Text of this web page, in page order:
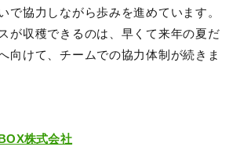
で協力しながら歩みを進めています。
が収穫できるのは、早くて来年の夏だ
向けて、チームでの協力体制が続きま
株式会社